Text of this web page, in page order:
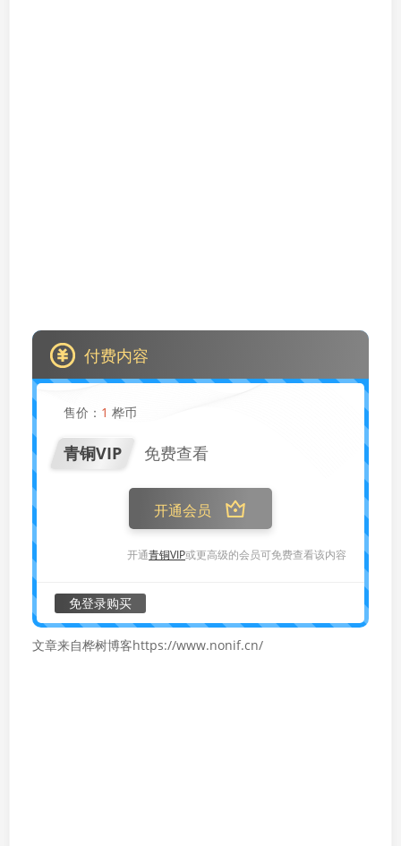
付费内容
售价： 1 桦币
青铜VIP 免费查看
开通会员
开通青铜VIP或更高级的会员可免费查看该内容
免登录购买
文章来自桦树博客https://www.nonif.cn/